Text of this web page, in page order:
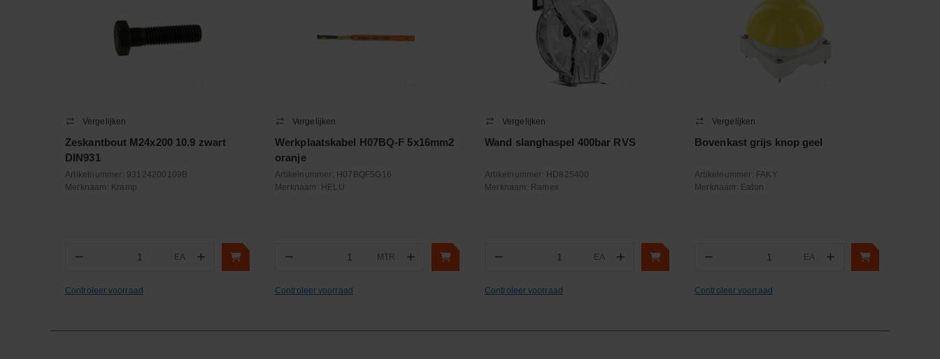
Vergelijken
Zeskantbout M24x200 10.9 zwart
DIN931
Artikelnummer: 93124200109B
Merknaam: Kramp
− EA +
Controleer voorraad
Vergelijken
Werkplaatskabel H07BQ-F 5x16mm2
oranje
Artikelnummer: H07BQF5G16
Merknaam: HELU
− MTR +
Controleer voorraad
Vergelijken
Wand slanghaspel 400bar RVS
Artikelnummer: HD825400
Merknaam: Ramex
− EA +
Controleer voorraad
Vergelijken
Bovenkast grijs knop geel
Artikelnummer: FAKY
Merknaam: Eaton
− EA +
Controleer voorraad